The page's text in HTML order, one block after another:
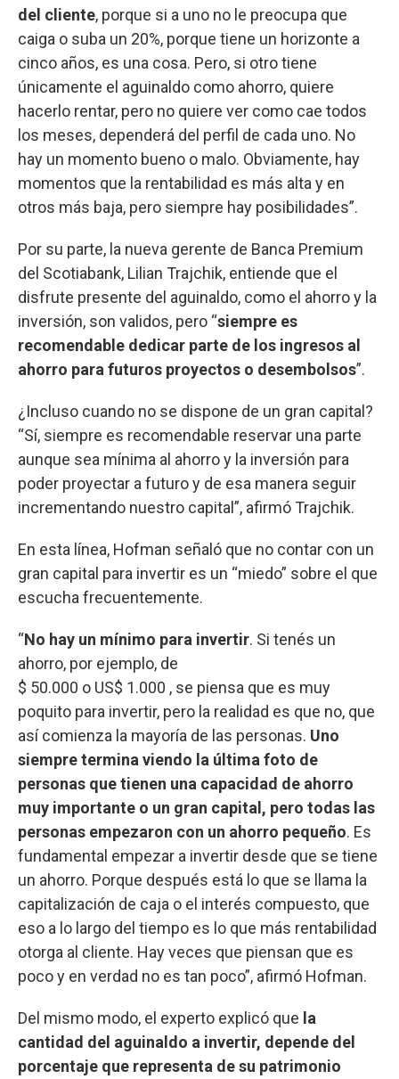
del cliente, porque si a uno no le preocupa que
caiga o suba un 20%, porque tiene un horizonte a
cinco años, es una cosa. Pero, si otro tiene
únicamente el aguinaldo como ahorro, quiere
hacerlo rentar, pero no quiere ver como cae todos
los meses, dependerá del perfil de cada uno. No
hay un momento bueno o malo. Obviamente, hay
momentos que la rentabilidad es más alta y en
otros más baja, pero siempre hay posibilidades”.
Por su parte, la nueva gerente de Banca Premium
del Scotiabank, Lilian Trajchik, entiende que el
disfrute presente del aguinaldo, como el ahorro y la
inversión, son validos, pero “siempre es
recomendable dedicar parte de los ingresos al
ahorro para futuros proyectos o desembolsos”.
¿Incluso cuando no se dispone de un gran capital?
“Sí, siempre es recomendable reservar una parte
aunque sea mínima al ahorro y la inversión para
poder proyectar a futuro y de esa manera seguir
incrementando nuestro capital”, afirmó Trajchik.
En esta línea, Hofman señaló que no contar con un
gran capital para invertir es un “miedo” sobre el que
escucha frecuentemente.
“No hay un mínimo para invertir. Si tenés un
ahorro, por ejemplo, de
$ 50.000 o US$ 1.000 , se piensa que es muy
poquito para invertir, pero la realidad es que no, que
así comienza la mayoría de las personas. Uno
siempre termina viendo la última foto de
personas que tienen una capacidad de ahorro
muy importante o un gran capital, pero todas las
personas empezaron con un ahorro pequeño. Es
fundamental empezar a invertir desde que se tiene
un ahorro. Porque después está lo que se llama la
capitalización de caja o el interés compuesto, que
eso a lo largo del tiempo es lo que más rentabilidad
otorga al cliente. Hay veces que piensan que es
poco y en verdad no es tan poco”, afirmó Hofman.
Del mismo modo, el experto explicó que la
cantidad del aguinaldo a invertir, depende del
porcentaje que representa de su patrimonio